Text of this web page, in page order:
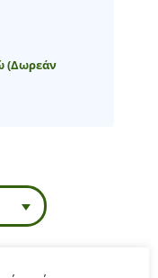
(Δωρεάν